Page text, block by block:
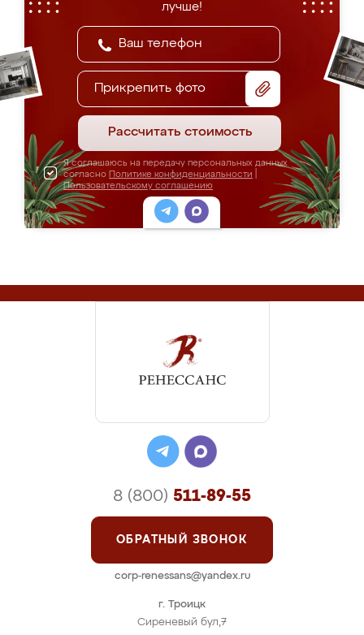
лучше!
Прикрепить фото
Рассчитать стоимость
Я соглашаюсь на передачу персональных данных
согласно Политике конфиденциальности
Пользовательскому соглашению
г. Троицк
Сиреневый бул,7
8 (800) 511-89-55
ОБРАТНЫЙ ЗВОНОК
corp-renessans@yandex.ru